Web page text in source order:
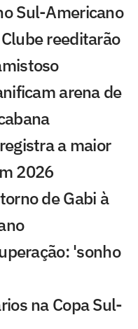
Sul-Americano
reeditarão
arena de
a maior
2026
de Gabi à
'sonho
na Copa Sul-